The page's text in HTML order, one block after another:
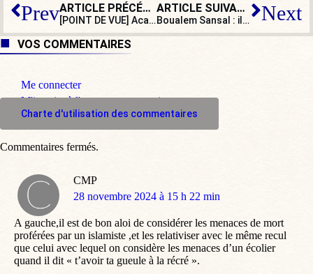
Prev ARTICLE PRÉCÉDENT
[POINT DE VUE] Académie française : la LDH en embuscade pour censurer les mots
ARTICLE SUIVANT
Boualem Sansal : il n’empêche que les appels à sa libération se multiplient ! Next
VOS COMMENTAIRES
Me connecter
M'inscrire à l'espace commentaire
Charte d'utilisation des commentaires
CMP
dit
28 novembre 2024 à 15 h 22 min
A gauche,il est de bon aloi de considérer les menaces de mort
proférées par un islamiste ,et les relativiser avec le même recul
que celui avec lequel on considère les menaces d’un écolier
quand il dit « t’avoir ta gueule à la récré ».
Commentaires fermés.